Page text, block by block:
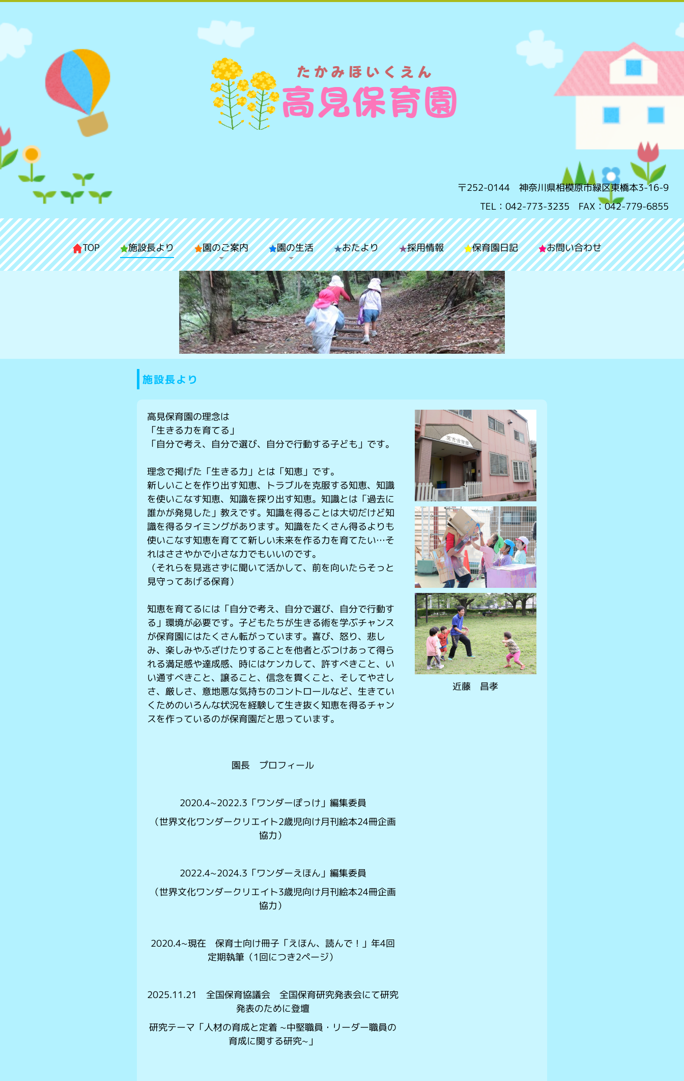
〒252-0144 神奈川県相模原市緑区東橋本3-16-9
TEL：042-773-3235 FAX：042-779-6855
TOP 施設長より 園のご案内 園の生活 おたより 採用情報 保育園日記 お問い合わせ
施設長より
高見保育園の理念は
「生きる力を育てる」
「自分で考え、自分で選び、自分で行動する子ども」です。
理念で掲げた「生きる力」とは「知恵」です。
新しいことを作り出す知恵、トラブルを克服する知恵、知識
を使いこなす知恵、知識を探り出す知恵。知識とは「過去に
誰かが発見した」教えです。知識を得ることは大切だけど知
識を得るタイミングがあります。知識をたくさん得るよりも
使いこなす知恵を育てて新しい未来を作る力を育てたい…そ
れはささやかで小さな力でもいいのです。
（それらを見逃さずに聞いて活かして、前を向いたらそっと
見守ってあげる保育）
知恵を育てるには「自分で考え、自分で選び、自分で行動す
る」環境が必要です。子どもたちが生きる術を学ぶチャンス
が保育園にはたくさん転がっています。喜び、怒り、悲し
み、楽しみやふざけたりすることを他者とぶつけあって得ら
れる満足感や達成感、時にはケンカして、許すべきこと、い
い通すべきこと、譲ること、信念を貫くこと、そしてやさし
さ、厳しさ、意地悪な気持ちのコントロールなど、生きてい
くためのいろんな状況を経験して生き抜く知恵を得るチャン
スを作っているのが保育園だと思っています。
園長 プロフィール
2020.4~2022.3「ワンダーぽっけ」編集委員
（世界文化ワンダークリエイト2歳児向け月刊絵本24冊企画
協力）
2022.4~2024.3「ワンダーえほん」編集委員
（世界文化ワンダークリエイト3歳児向け月刊絵本24冊企画
協力）
2020.4~現在 保育士向け冊子「えほん、読んで！」年4回
定期執筆（1回につき2ページ）
2025.11.21 全国保育協議会 全国保育研究発表会にて研究
発表のために登壇
研究テーマ「人材の育成と定着 ~中堅職員・リーダー職員の
育成に関する研究~」
近藤 昌孝